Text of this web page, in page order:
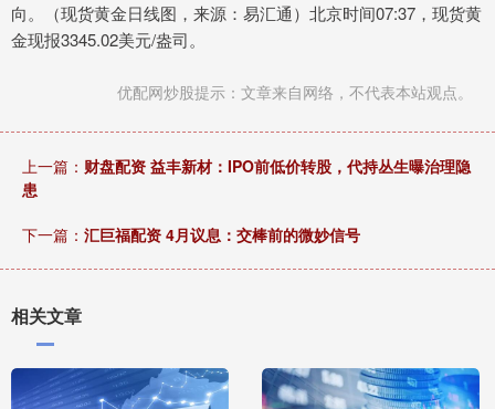
向。（现货黄金日线图，来源：易汇通）北京时间07:37，现货黄
金现报3345.02美元/盎司。
优配网炒股提示：文章来自网络，不代表本站观点。
上一篇： 财盘配资 益丰新材：IPO前低价转股，代持丛生曝治理隐
患
下一篇： 汇巨福配资 4月议息：交棒前的微妙信号
相关文章